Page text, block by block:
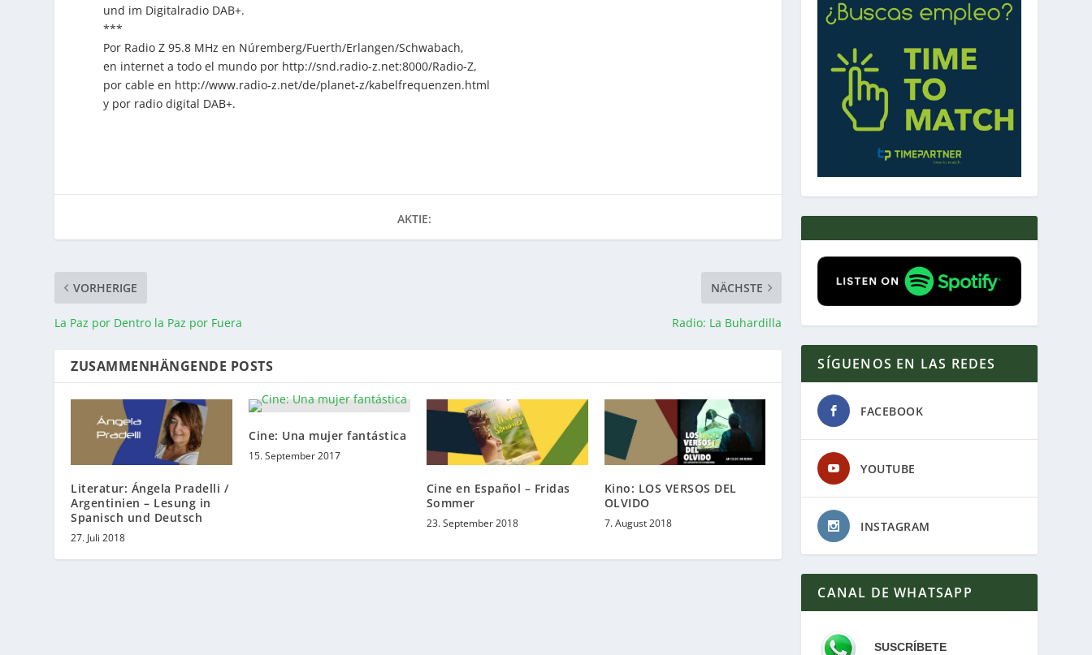
und im Digitalradio DAB+.
***
Por Radio Z 95.8 MHz en Núremberg/Fuerth/Erlangen/Schwabach,
en internet a todo el mundo por http://snd.radio-z.net:8000/Radio-Z,
por cable en http://www.radio-z.net/de/planet-z/kabelfrequenzen.html
y por radio digital DAB+.
AKTIE:
VORHERIGE
La Paz por Dentro la Paz por Fuera
NÄCHSTE
Radio: La Buhardilla
ZUSAMMENHÄNGENDE POSTS
Literatur: Ángela Pradelli /
Argentinien – Lesung in
Spanisch und Deutsch
27. Juli 2018
Cine: Una mujer fantástica
15. September 2017
Cine en Español – Fridas
Sommer
23. September 2018
Kino: LOS VERSOS DEL
OLVIDO
7. August 2018
SÍGUENOS EN LAS REDES
FACEBOOK
YOUTUBE
INSTAGRAM
CANAL DE WHATSAPP
SUSCRÍBETE